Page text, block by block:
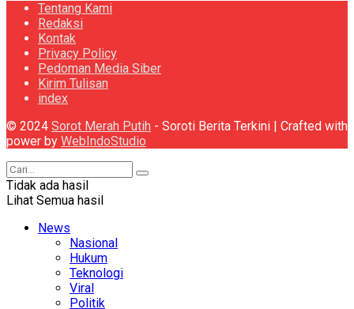
Tentang Kami
Redaksi
Kontak
Privacy Policy
Pedoman Media Siber
Kirim Tulisan
index
© 2024 Sorot Merah Putih - Soroti Berita Terkini | Crafted with
power by WebIndoStudio
Tidak ada hasil
Lihat Semua hasil
News
Nasional
Hukum
Teknologi
Viral
Politik